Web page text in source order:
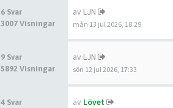
6 Svar
3007 Visningar
av LJN
mån 13 jul 2026, 18:29
9 Svar
5892 Visningar
av LJN
sön 12 jul 2026, 17:33
4 Svar
av Lövet